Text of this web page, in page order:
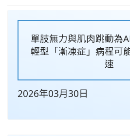
單肢無力與肌肉跳動為
輕型「漸凍症」病程可
速
2026年03月30日